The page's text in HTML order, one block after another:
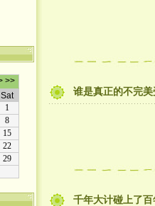
谁是真正的不完
千年大计碰上了